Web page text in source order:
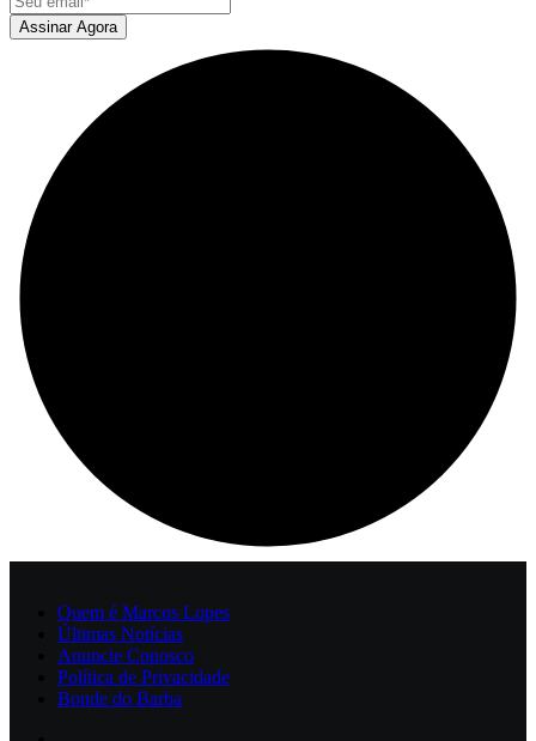
Assinar Agora
Quem é Marcos Lopes
Últimas Notícias
Anuncie Conosco
Política de Privacidade
Bonde do Barba